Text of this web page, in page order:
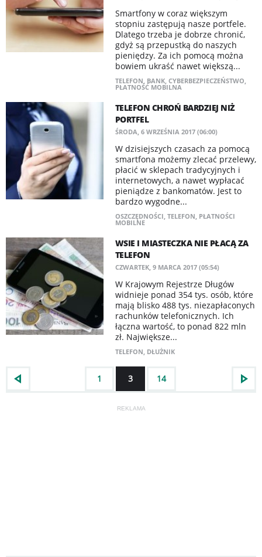
Smartfony w coraz większym
stopniu zastępują nasze portfele.
Dlatego trzeba je dobrze chronić,
gdyż są przepustką do naszych
pieniędzy. Za ich pomocą można
bowiem ukraść nawet większą...
TELEFON BANK, CYBERBEZPIECZEŃSTWO
PŁATNOŚĆ MOBILNA
TELEFON CHROŃ BARDZIEJ NIŻ
PORTFEL
ŚRODA, 6 WRZEŚNIA 2017 (06:00)
W dzisiejszych czasach za pomocą
smartfona możemy zlecać przelewy,
płacić w sklepach tradycyjnych i
internetowych, a nawet wypłacać
pieniądze z bankomatów. Jest to
bardzo wygodne...
OSZCZĘDNOŚCI TELEFON PŁATNOŚCI
MOBILNE
WSIE I MIASTECZKA NIE PŁACĄ ZA
TELEFON
CZWARTEK, 9 MARCA 2017 (05:54)
W Krajowym Rejestrze Długów
widnieje ponad 354 tys. osób, które
mają blisko 488 tys. niezapłaconych
rachunków telefonicznych. Ich
łączna wartość, to ponad 822 mln
zł. Największe...
TELEFON DŁUŻNIK
1 3 14
REKLAMA